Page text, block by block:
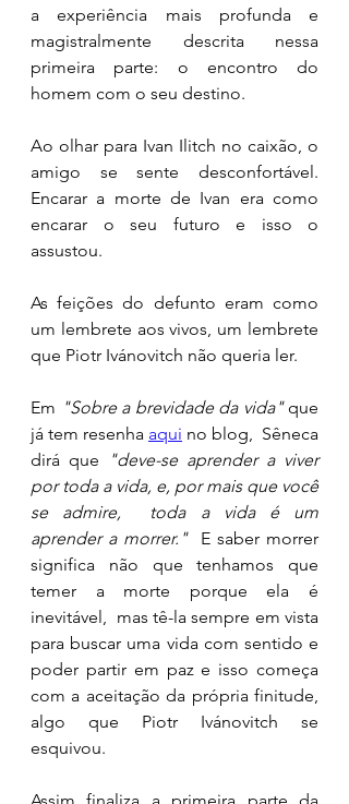
a experiência mais profunda e
magistralmente descrita nessa
primeira parte: o encontro do
homem com o seu destino.
Ao olhar para Ivan Ilitch no caixão, o
amigo se sente desconfortável.
Encarar a morte de Ivan era como
encarar o seu futuro e isso o
assustou.
As feições do defunto eram como
um lembrete aos vivos, um lembrete
que Piotr Ivánovitch não queria ler.
Em "Sobre a brevidade da vida" que
já tem resenha aqui no blog,  Sêneca
dirá que
"deve-se aprender a viver
por toda a vida, e, por mais que você
se admire,  toda a vida é um
aprender a morrer." E saber morrer
significa não que tenhamos que
temer a morte porque ela é
inevitável,  mas tê-la sempre em vista
para buscar uma vida com sentido e
poder partir em paz e isso começa
com a aceitação da própria finitude,
algo que Piotr Ivánovitch se
esquivou.